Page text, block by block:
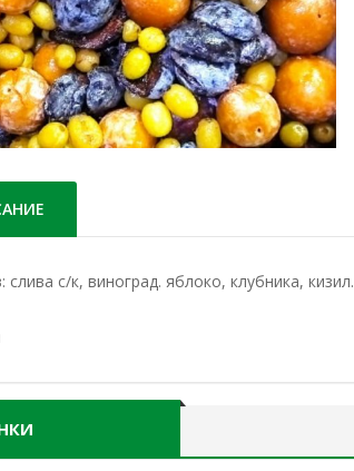
слива с/к, виноград. яблоко, клубника, кизил.